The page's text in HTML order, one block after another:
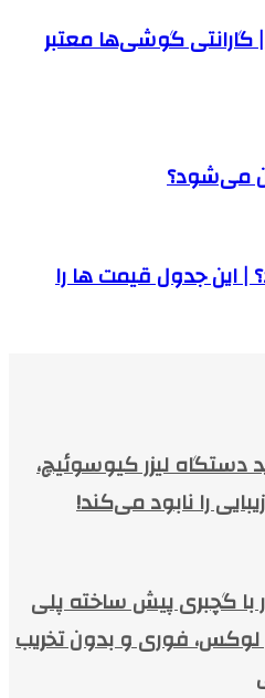
شد | گارانتی گوشی‌ها معتبر
می‌شود؟
| این جدول قیمت ها را
دستگاه لیزر کیوسوئیچ،
را نابود می‌کند!
با گچبری پیش ساخته پلی
لوکس، فوری و بدون تخریب